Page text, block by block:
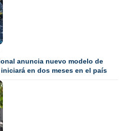
anuncia nuevo modelo de
en dos meses en el país